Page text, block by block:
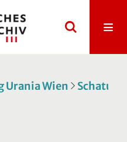
Wien Schatulle